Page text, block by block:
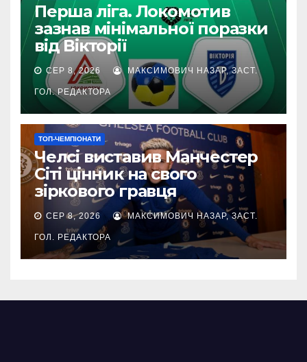
Перша ліга. Локомотив
зазнав мінімальної поразки
від Вікторії
СЕР 8, 2026 МАКСИМОВИЧ НАЗАР, ЗАСТ.
ГОЛ. РЕДАКТОРА
ТОП-ЧЕМПІОНАТИ
Челсі виставив Манчестер
Сіті цінник на свого
зіркового гравця
СЕР 8, 2026 МАКСИМОВИЧ НАЗАР, ЗАСТ.
ГОЛ. РЕДАКТОРА